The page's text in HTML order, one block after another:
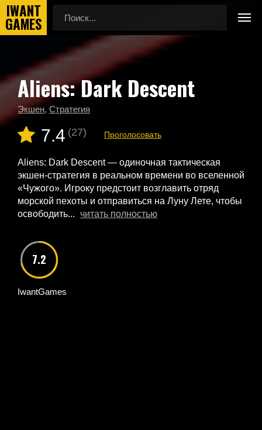
Главная
Новые игры
Aliens: Dark Descent
Aliens: Dark Descent
Экшен, Стратегия
7.4 (27) Проголосовать
Aliens: Dark Descent — одиночная тактическая
экшен-стратегия в реальном времени во вселенной
«Чужого». Игроку предстоит возглавить отряд
морской пехоты и отправиться на Луну Лете, чтобы
освободить...
читать полностью
7.2
IwantGames